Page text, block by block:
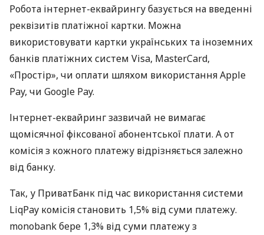
Робота інтернет-еквайрингу базується на введенні
реквізитів платіжної картки. Можна
використовувати картки українських та іноземних
банків платіжних систем Visa, MasterCard,
«Простір», чи оплати шляхом використання Apple
Pay, чи Google Pay.
Інтернет-еквайринг зазвичай не вимагає
щомісячної фіксованої абонентської плати. А от
комісія з кожного платежу відрізняється залежно
від банку.
Так, у ПриватБанк під час використання системи
LiqPay комісія становить 1,5% від суми платежу.
monobank бере 1,3% від суми платежу з